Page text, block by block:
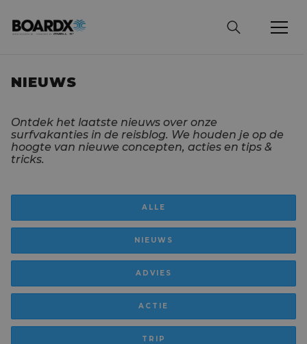
NIEUWS
Ontdek het laatste nieuws over onze
surfvakanties in de reisblog. We houden je op de
hoogte van nieuwe concepten, acties en tips &
tricks.
ALLE
NIEUWS
ADVIES
ACTIE
TRIP